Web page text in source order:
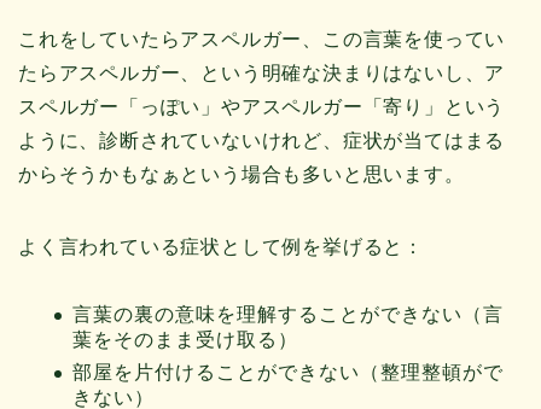
これをしていたらアスペルガー、この言葉を使ってい
たらアスペルガー、という明確な決まりはないし、ア
スペルガー「っぽい」やアスペルガー「寄り」という
ように、診断されていないけれど、症状が当てはまる
からそうかもなぁという場合も多いと思います。
よく言われている症状として例を挙げると：
言葉の裏の意味を理解することができない（言
葉をそのまま受け取る）
部屋を片付けることができない（整理整頓がで
きない）